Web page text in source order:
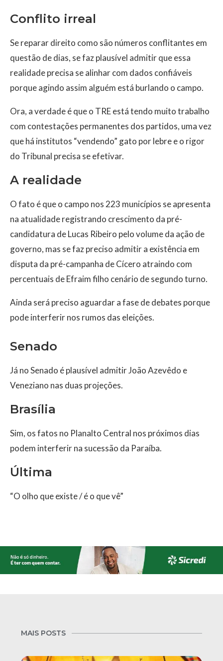
Conflito irreal
Se reparar direito como são números conflitantes em
questão de dias, se faz plausível admitir que essa
realidade precisa se alinhar com dados confiáveis
porque agindo assim alguém está burlando o campo.
Ora, a verdade é que o TRE está tendo muito trabalho
com contestações permanentes dos partidos, uma vez
que há institutos “vendendo” gato por lebre e o rigor
do Tribunal precisa se efetivar.
A realidade
O fato é que o campo nos 223 municípios se apresenta
na atualidade registrando crescimento da pré-
candidatura de Lucas Ribeiro pelo volume da ação de
governo, mas se faz preciso admitir a existência em
disputa da pré-campanha de Cícero atraindo com
percentuais de Efraim filho cenário de segundo turno.
Ainda será preciso aguardar a fase de debates porque
pode interferir nos rumos das eleições.
Senado
Já no Senado é plausível admitir João Azevêdo e
Veneziano nas duas projeções.
Brasília
Sim, os fatos no Planalto Central nos próximos dias
podem interferir na sucessão da Paraíba.
Última
“O olho que existe / é o que vê”
MAIS POSTS